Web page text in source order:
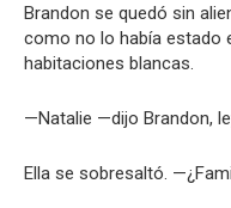
Brandon se quedó sin
como no lo había estado
habitaciones blancas.
—Natalie —dijo Brandon,
Ella se sobresaltó.